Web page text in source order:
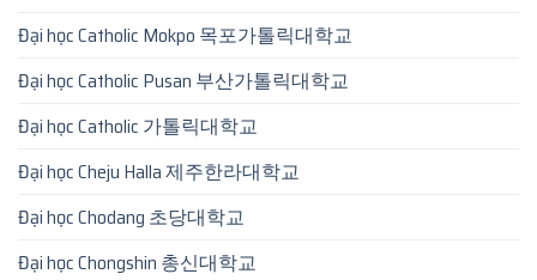
Đại học Catholic Mokpo 목포가톨릭대학교
Đại học Catholic Pusan 부산가톨릭대학교
Đại học Catholic 가톨릭대학교
Đại học Cheju Halla 제주한라대학교
Đại học Chodang 초당대학교
Đại học Chongshin 총신대학교